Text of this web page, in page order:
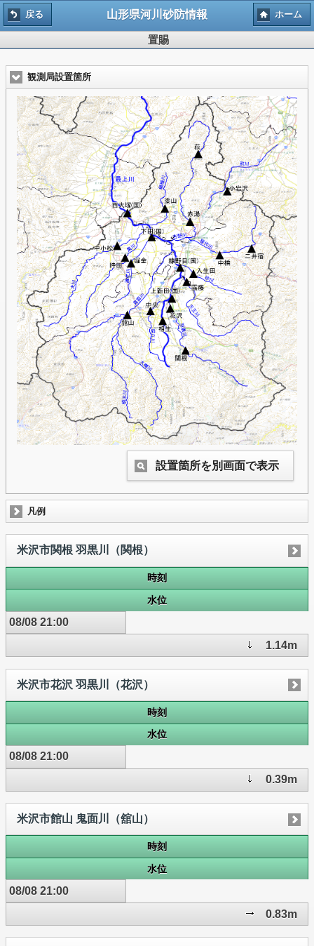
戻る 山形県河川砂防情報 ホーム
置賜
観測局設置箇所
設置箇所を別画面で表示
凡例
米沢市関根 羽黒川（関根）
時刻
水位
08/08 21:00
1.14m
米沢市花沢 羽黒川（花沢）
時刻
水位
08/08 21:00
0.39m
米沢市館山 鬼面川（舘山）
時刻
水位
08/08 21:00
0.83m